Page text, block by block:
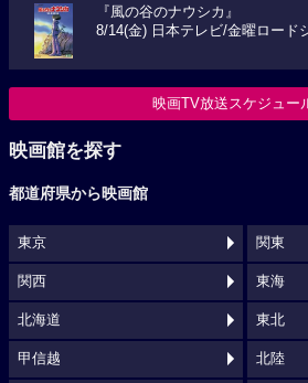
『風の谷のナウシカ』
8/14(金) 日本テレビ/金曜ロード
映画TV放送スケジュー
映画館を探す
都道府県から映画館
東京 関東
関西 東海
北海道 東北
甲信越 北陸